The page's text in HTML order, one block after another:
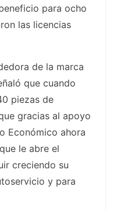
para ocho
las licencias
de la marca
que cuando
piezas de
gracias al apoyo
Económico ahora
le abre el
creciendo su
y para